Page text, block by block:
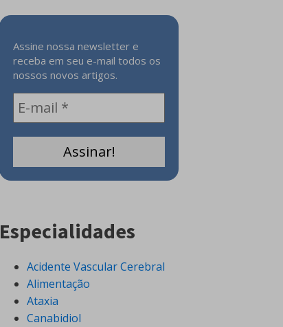
Assine nossa newsletter e
receba em seu e-mail todos os
nossos novos artigos.
Especialidades
Acidente Vascular Cerebral
Alimentação
Ataxia
Canabidiol